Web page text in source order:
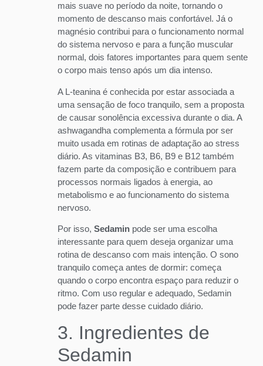
mais suave no período da noite, tornando o
momento de descanso mais confortável. Já o
magnésio contribui para o funcionamento normal
do sistema nervoso e para a função muscular
normal, dois fatores importantes para quem sente
o corpo mais tenso após um dia intenso.
A L-teanina é conhecida por estar associada a
uma sensação de foco tranquilo, sem a proposta
de causar sonolência excessiva durante o dia. A
ashwagandha complementa a fórmula por ser
muito usada em rotinas de adaptação ao stress
diário. As vitaminas B3, B6, B9 e B12 também
fazem parte da composição e contribuem para
processos normais ligados à energia, ao
metabolismo e ao funcionamento do sistema
nervoso.
Por isso,Sedamin pode ser uma escolha
interessante para quem deseja organizar uma
rotina de descanso com mais intenção. O sono
tranquilo começa antes de dormir: começa
quando o corpo encontra espaço para reduzir o
ritmo. Com uso regular e adequado, Sedamin
pode fazer parte desse cuidado diário.
3. Ingredientes de
Sedamin